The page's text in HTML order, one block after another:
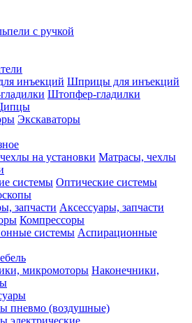
с ручкой
Шприцы для инъекций
Штопфер-гладилки
Экскаваторы
Матрасы, чехлы
Оптические системы
Аксессуары, запчасти
Компрессоры
Аспирационные
Наконечники,
пневмо (воздушные)
электрические